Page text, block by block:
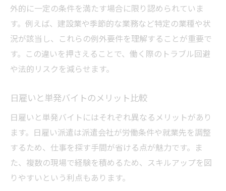
外的に一定の条件を満たす場合に限り認められていま
す。例えば、建設業や季節的な業務など特定の業種や状
況が該当し、これらの例外要件を理解することが重要で
す。この違いを押さえることで、働く際のトラブル回避
や法的リスクを減らせます。
日雇いと単発バイトのメリット比較
日雇いと単発バイトにはそれぞれ異なるメリットがあり
ます。日雇い派遣は派遣会社が労働条件や就業先を調整
するため、仕事を探す手間が省ける点が魅力です。ま
た、複数の現場で経験を積めるため、スキルアップを図
りやすいという利点もあります。